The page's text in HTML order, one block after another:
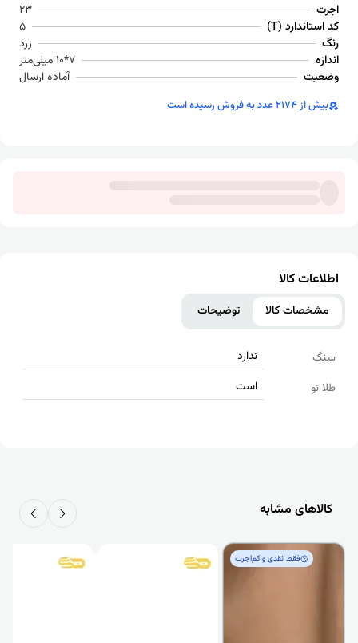
اجرت
23
کد استاندارد (T)
5
رنگ
زرد
اندازه
7*10 میلی‌متر
وضعیت
آماده ارسال
بیش از 2174 عدد به فروش رسیده است
اطلاعات کالا
مشخصات کالا توضیحات
سنگ
ندارد
طلا نو
است
کالاهای مشابه
فقط‌ نقدی و کم‌اجرت